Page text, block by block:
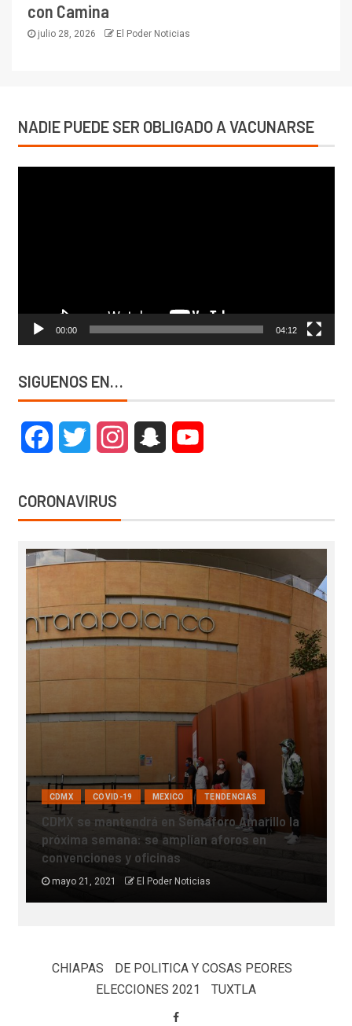
con Camina
julio 28, 2026 El Poder Noticias
NADIE PUEDE SER OBLIGADO A VACUNARSE
00:00 04:12
SIGUENOS EN…
FacebookTwitter InstagramSnapchat
CORONAVIRUS
COVID-19 INTERNACIONAL MEXICO
SALUD
TENDENCIAS
Muere joven 24 años por culpa del covid-19,
tuvo un bebé que no pudo llegar a conocer
mayo 18, 2021 Redaccion El Poder Noticias
CHIAPAS
DE POLITICA Y COSAS PEORES
ELECCIONES 2021
TUXTLA